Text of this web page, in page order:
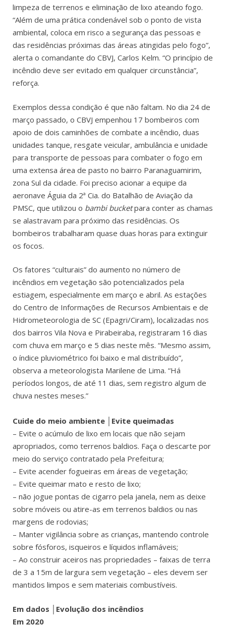
limpeza de terrenos e eliminação de lixo ateando fogo.
“Além de uma prática condenável sob o ponto de vista
ambiental, coloca em risco a segurança das pessoas e
das residências próximas das áreas atingidas pelo fogo”,
alerta o comandante do CBVJ, Carlos Kelm. “O princípio de
incêndio deve ser evitado em qualquer circunstância”,
reforça.
Exemplos dessa condição é que não faltam. No dia 24 de
março passado, o CBVJ empenhou 17 bombeiros com
apoio de dois caminhões de combate a incêndio, duas
unidades tanque, resgate veicular, ambulância e unidade
para transporte de pessoas para combater o fogo em
uma extensa área de pasto no bairro Paranaguamirim,
zona Sul da cidade. Foi preciso acionar a equipe da
aeronave Águia da 2ª Cia. do Batalhão de Aviação da
PMSC, que utilizou o bambi bucketpara conter as chamas
se alastravam para próximo das residências. Os
bombeiros trabalharam quase duas horas para extinguir
os focos.
Os fatores “culturais” do aumento no número de
incêndios em vegetação são potencializados pela
estiagem, especialmente em março e abril. As estações
do Centro de Informações de Recursos Ambientais e de
Hidrometeorologia de SC (Epagri/Ciram), localizadas nos
dos bairros Vila Nova e Pirabeiraba, registraram 16 dias
com chuva em março e 5 dias neste mês. “Mesmo assim,
o índice pluviométrico foi baixo e mal distribuído”,
observa a meteorologista Marilene de Lima. “Há
períodos longos, de até 11 dias, sem registro algum de
chuva nestes meses.”
Cuide do meio ambiente │Evite queimadas
– Evite o acúmulo de lixo em locais que não sejam
apropriados, como terrenos baldios. Faça o descarte por
meio do serviço contratado pela Prefeitura;
– Evite acender fogueiras em áreas de vegetação;
– Evite queimar mato e resto de lixo;
– não jogue pontas de cigarro pela janela, nem as deixe
sobre móveis ou atire-as em terrenos baldios ou nas
margens de rodovias;
– Manter vigilância sobre as crianças, mantendo controle
sobre fósforos, isqueiros e líquidos inflamáveis;
– Ao construir aceiros nas propriedades – faixas de terra
de 3 a 15m de largura sem vegetação – eles devem ser
mantidos limpos e sem materiais combustíveis.
Em dados │Evolução dos incêndios
Em 2020